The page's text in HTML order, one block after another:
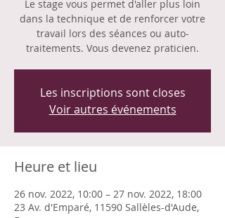
Le stage vous permet d'aller plus loin
dans la technique et de renforcer votre
travail lors des séances ou auto-
traitements. Vous devenez praticien.
Les inscriptions sont closes
Voir autres événements
Heure et lieu
26 nov. 2022, 10:00 – 27 nov. 2022, 18:00
23 Av. d'Emparé, 11590 Sallèles-d'Aude,